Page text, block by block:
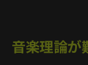
音楽理論が